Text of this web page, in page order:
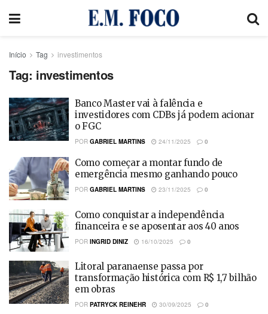
Início Tag investimentos
Tag: investimentos
Banco Master vai à falência e
investidores com CDBs já podem acionar
o FGC
POR GABRIEL MARTINS 24/11/2025 0
Como começar a montar fundo de
emergência mesmo ganhando pouco
POR GABRIEL MARTINS 23/11/2025 0
Como conquistar a independência
financeira e se aposentar aos 40 anos
POR INGRID DINIZ 16/10/2025 0
Litoral paranaense passa por
transformação histórica com R$ 1,7 bilhão
em obras
POR PATRYCK REINEHR 30/09/2025 0